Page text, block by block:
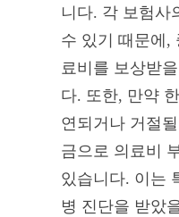
니다. 각 보험사
수 있기 때문에,
료비를 보상받
다. 또한, 만약
연되거나 거절
금으로 의료비
있습니다. 이는
병 진단을 받았